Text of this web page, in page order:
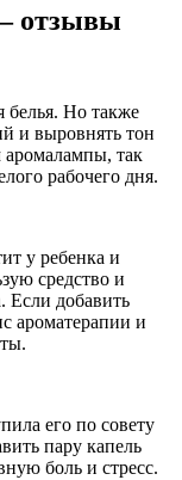
отзывы
белья. Но также
и выровнять тон
аромалампы, так
рабочего дня.
у ребенка и
средство и
Если добавить
ароматерапии и
его по совету
пару капель
боль и стресс.